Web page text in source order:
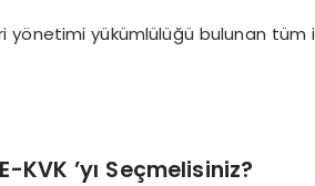
yönetimi yükümlülüğü bulunan tüm
KVK ’yı Seçmelisiniz?